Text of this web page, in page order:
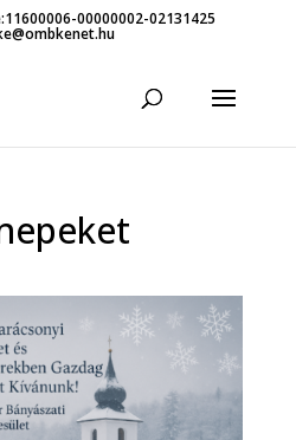
00000002-02131425